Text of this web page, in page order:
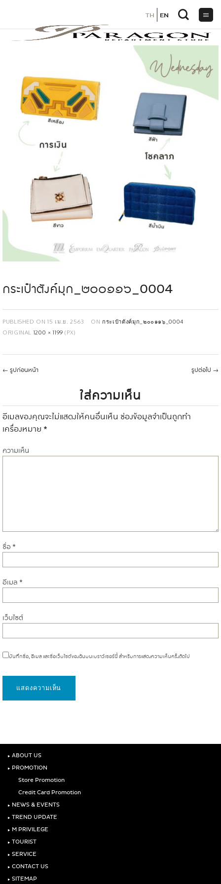
กระเป๋าตังค์มุก_๒๐๐๑๑๖_0004
PUBLISHED ON15 เม.ย. 2563 ON กระเป๋าตังค์มุก_๒๐๐๑๑๖_0004
ORIGINAL 1200 × 1199 (PX)
← รูปก่อนหน้า รูปต่อไป →
ใส่ความเห็น
อีเมลของคุณจะไม่แสดงให้คนอื่นเห็น ช่องข้อมูลจำเป็นถูกทำ
เครื่องหมาย *
ความเห็น
ชื่อ *
อีเมล *
เว็บไซต์
บันทึกชื่อ, อีเมล และชื่อเว็บไซต์ของฉันบนเบราว์เซอร์นี้ สำหรับการแสดงความเห็นครั้งถัดไป
‣ ABOUT US
‣ PROMOTION
Store Promotion
Credit Card Promotion
‣ NEWS & EVENTS
‣ TREND UPDATE
‣ M PRIVILEGE
‣ TOURIST
‣ SERVICE
‣ CONTACT US
‣ SITEMAP
TH EN
TH EN